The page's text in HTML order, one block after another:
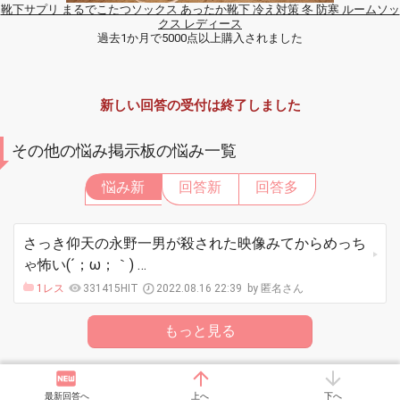
最新回答へ 上へ 下へ
靴下サプリ まるでこたつソックス あったか靴下 冷え対策 冬 防寒 ルームソッ
クス レディース
過去1か月で5000点以上購入されました
新しい回答の受付は終了しました
その他の悩み掲示板の悩み一覧
悩み新 回答新 回答多
さっき仰天の永野一男が殺された映像みてからめっち
ゃ怖い(´；ω；｀) …
1レス 331415HIT 2022.08.16 22:39 匿名さん
もっと見る